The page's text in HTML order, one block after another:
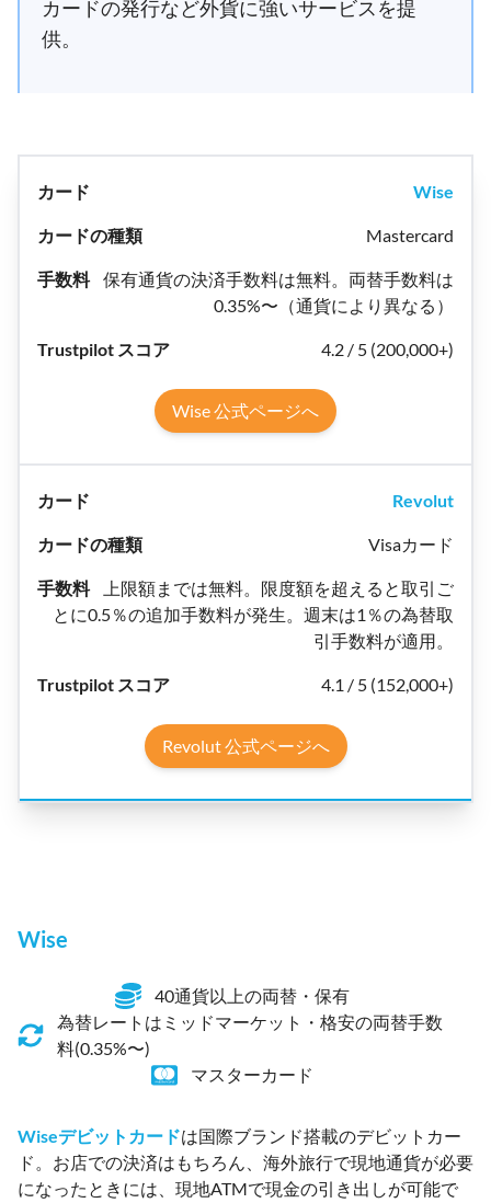
カードの発行など外貨に強いサービスを提
供。
Wise
Mastercard
保有通貨の決済手数料は無料。両替手数料は
0.35%〜（通貨により異なる）
4.2 / 5 (200,000+)
Wise 公式ページへ
Revolut
Visaカード
上限額までは無料。限度額を超えると取引ご
とに0.5％の追加手数料が発生。週末は1％の為替取
引手数料が適用。
4.1 / 5 (152,000+)
Revolut 公式ページへ
Wise
40通貨以上の両替・保有
為替レートはミッドマーケット・格安の両替手数
料(0.35%〜)
マスターカード
Wiseデビットカードは国際ブランド搭載のデビットカー
ド。お店での決済はもちろん、海外旅行で現地通貨が必要
になったときには、現地ATMで現金の引き出しが可能で